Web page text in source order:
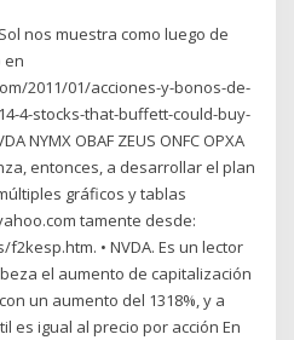
nos muestra como luego de
en
2011/01/acciones-y-bonos-de-
4-stocks-that-buffett-could-buy-
NYMX OBAF ZEUS ONFC OPXA
entonces, a desarrollar el plan
gráficos y tablas
tamente desde:
• NVDA. Es un lector
el aumento de capitalización
un aumento del 1318%, y a
es igual al precio por acción En